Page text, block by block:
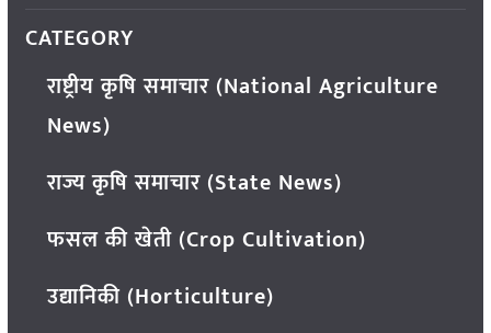
CATEGORY
राष्ट्रीय कृषि समाचार (National Agriculture
News)
राज्य कृषि समाचार (State News)
फसल की खेती (Crop Cultivation)
उद्यानिकी (Horticulture)